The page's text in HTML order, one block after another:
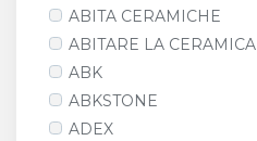
ABITA CERAMICHE
ABITARE LA CERAMICA
ABK
ABKSTONE
ADEX